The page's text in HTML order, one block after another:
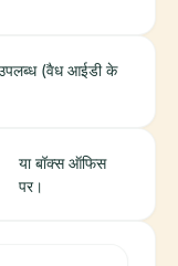
उपलब्ध (वैध आईडी के
या बॉक्स ऑफिस
पर।